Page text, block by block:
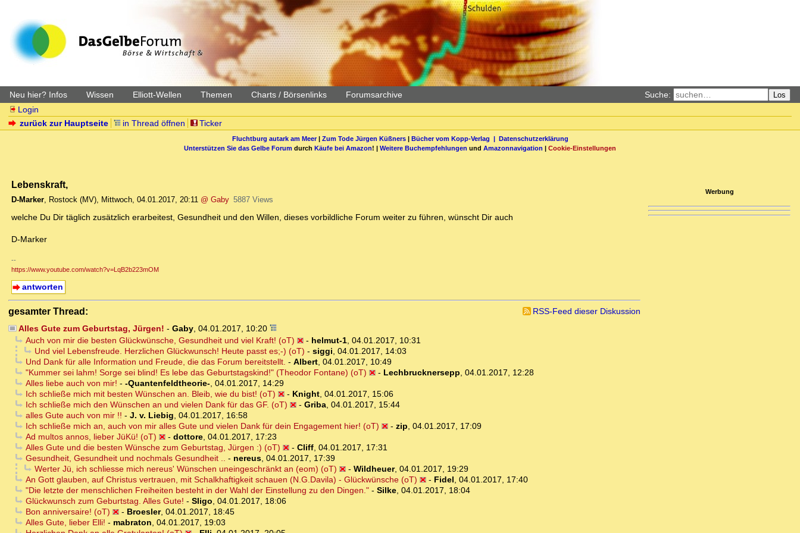
Neu hier? Infos Wissen Elliott-Wellen Themen Charts / Börsenlinks Forumsarchive Suche: Los
Login
zurück zur Hauptseite
in Thread öffnen Ticker
Fluchtburg autark am Meer| Zum Tode Jürgen Küßners| Bücher vom Kopp-Verlag | Datenschutzerklärung
Unterstützen Sie das Gelbe Forum durch Käufe bei Amazon! | Weitere Buchempfehlungen und Amazonnavigation | Cookie-Einstellungen
Lebenskraft,
D-Marker, Rostock (MV), Mittwoch, 04.01.2017, 20:11 @ Gaby 5887 Views
welche Du Dir täglich zusätzlich erarbeitest, Gesundheit und den Willen, dieses vorbildliche Forum weiter zu führen, wünscht Dir auch
D-Marker
--
https://www.youtube.com/watch?v=LqB2b223mOM
antworten
gesamter Thread:
RSS-Feed dieser Diskussion
Alles Gute zum Geburtstag, Jürgen! - Gaby, 04.01.2017, 10:20
Auch von mir die besten Glückwünsche, Gesundheit und viel Kraft! (oT)
- helmut-1, 04.01.2017, 10:31
Und viel Lebensfreude. Herzlichen Glückwunsch! Heute passt es;-) (oT) - siggi, 04.01.2017, 14:03
Und Dank für alle Information und Freude, die das Forum bereitstellt. - Albert, 04.01.2017, 10:49
"Kummer sei lahm! Sorge sei blind! Es lebe das Geburtstagskind!" (Theodor Fontane) (oT)
- Lechbrucknersepp, 04.01.2017, 12:28
Alles liebe auch von mir! - -Quantenfeldtheorie-, 04.01.2017, 14:29
Ich schließe mich mit besten Wünschen an. Bleib, wie du bist! (oT)
- Knight, 04.01.2017, 15:06
Ich schließe mich den Wünschen an und vielen Dank für das GF. (oT)
- Griba, 04.01.2017, 15:44
alles Gute auch von mir !! - J. v. Liebig, 04.01.2017, 16:58
Ich schließe mich an, auch von mir alles Gute und vielen Dank für dein Engagement hier! (oT)
- zip, 04.01.2017, 17:09
Ad multos annos, lieber JüKü! (oT)
- dottore, 04.01.2017, 17:23
Alles Gute und die besten Wünsche zum Geburtstag, Jürgen :) (oT)
- Cliff, 04.01.2017, 17:31
Gesundheit, Gesundheit und nochmals Gesundheit .. - nereus, 04.01.2017, 17:39
Werter Jü, ich schliesse mich nereus' Wünschen uneingeschränkt an (eom) (oT)
- Wildheuer, 04.01.2017, 19:29
An Gott glauben, auf Christus vertrauen, mit Schalkhaftigkeit schauen (N.G.Davila) - Glückwünsche (oT)
- Fidel, 04.01.2017, 17:40
"Die letzte der menschlichen Freiheiten besteht in der Wahl der Einstellung zu den Dingen."- Silke, 04.01.2017, 18:04
Glückwunsch zum Geburtstag. Alles Gute! - Sligo, 04.01.2017, 18:06
Bon anniversaire! (oT)
- Broesler, 04.01.2017, 18:45
Alles Gute, lieber Elli! - mabraton, 04.01.2017, 19:03
Werbung